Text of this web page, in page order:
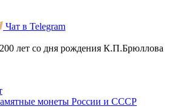
Чат в Telegram
лет со дня рождения К.П.Брюллова
монеты России и СССР